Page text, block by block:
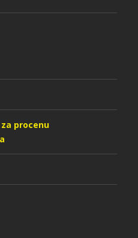
procenu